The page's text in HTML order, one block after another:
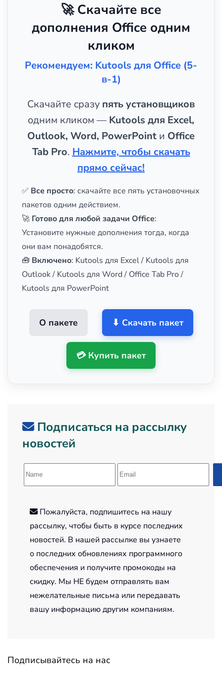
🚀 Скачайте все
дополнения Office одним
кликом
Рекомендуем: Kutools для Office (5-
в-1)
Скачайте сразу пять установщиков
одним кликом — Kutools для Excel,
Outlook, Word, PowerPoint и Office
Tab Pro. Нажмите, чтобы скачать
прямо сейчас!
✅ Все просто: скачайте все пять установочных
пакетов одним действием.
🚀 Готово для любой задачи Office:
Установите нужные дополнения тогда, когда
они вам понадобятся.
🧰 Включено: Kutools для Excel / Kutools для
Outlook / Kutools для Word / Office Tab Pro /
Kutools для PowerPoint
О пакете ⬇ Скачать пакет
💳 Купить пакет
Подписаться на рассылку
новостей
Пожалуйста, подпишитесь на нашу
рассылку, чтобы быть в курсе последних
новостей. В нашей рассылке вы узнаете
о последних обновлениях программного
обеспечения и получите промокоды на
скидку. Мы НЕ будем отправлять вам
нежелательные письма или передавать
вашу информацию другим компаниям.
Подписывайтесь на нас